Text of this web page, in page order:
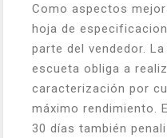
Como aspectos
hoja de
parte del vendedor.
escueta obliga a
caracterización por
máximo rendimiento.
30 días también